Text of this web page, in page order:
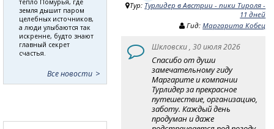
Тур: Турлидер в Австрии - пики Тироля -
11 дней
Гид:Маргарита Кобец
Шкловски , 30 июля 2026
Спасибо от души
замечательному гиду
Маргарите и компании
Турлидер за прекрасное
путешествие, организацию,
заботу. Каждый день
продуман и даже
тепло Помурья, где
земля дышит паром
целебных источников,
а люди улыбаются так
искренне, будто знают
главный секрет
счастья.
Все новости